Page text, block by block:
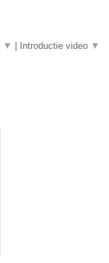
▼ Introductie video ▼